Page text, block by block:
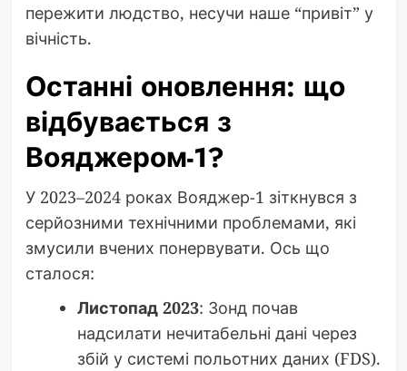
пережити людство, несучи наше “привіт” у
вічність.
Останні оновлення: що
відбувається з
Вояджером-1?
У 2023–2024 роках Вояджер-1 зіткнувся з
серйозними технічними проблемами, які
змусили вчених понервувати. Ось що
сталося:
Листопад 2023: Зонд почав
надсилати нечитабельні дані через
збій у системі польотних даних (FDS).